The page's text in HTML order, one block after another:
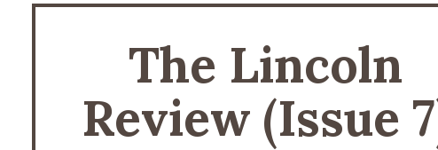
The Lincoln
Review (Issue